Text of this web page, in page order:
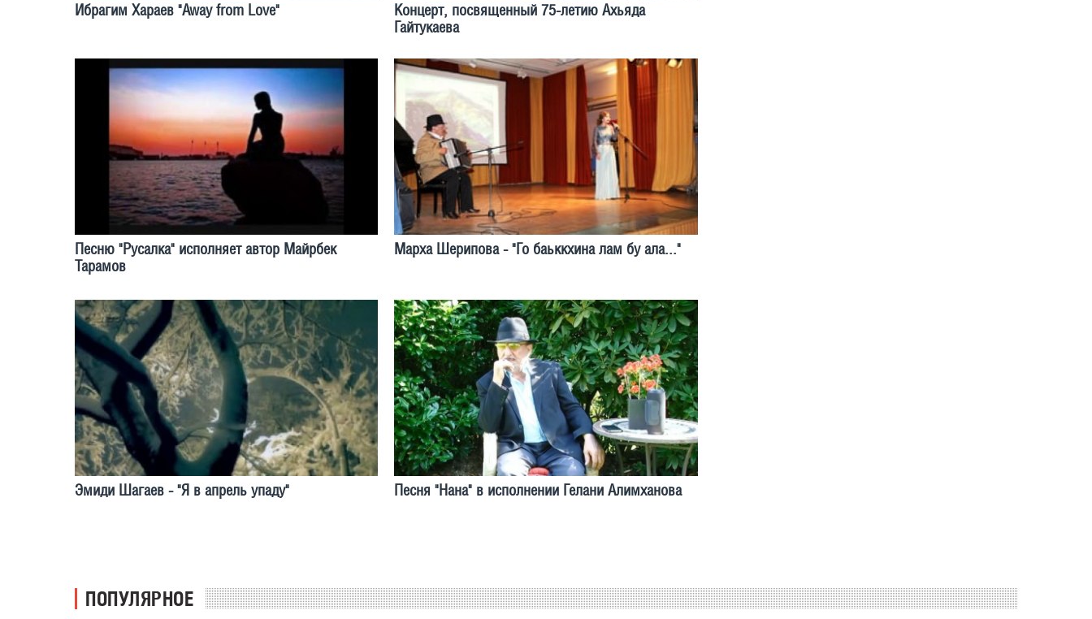
Ибрагим Хараев "Away from Love"
Концерт, посвященный 75-летию Ахьяда
Гайтукаева
Песню "Русалка" исполняет автор Майрбек
Тарамов
Марха Шерипова - "Го баьккхина лам бу ала..."
Эмиди Шагаев - "Я в апрель упаду" Песня "Нана" в исполнении Гелани Алимханова
ПОПУЛЯРНОЕ